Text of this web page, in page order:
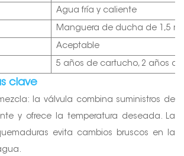
Agua fría y caliente
Manguera de ducha de 1,5 m.
Aceptable
5 años de cartucho, 2 años de
clave
la válvula combina suministros de
y ofrece la temperatura deseada. La
evita cambios bruscos en la